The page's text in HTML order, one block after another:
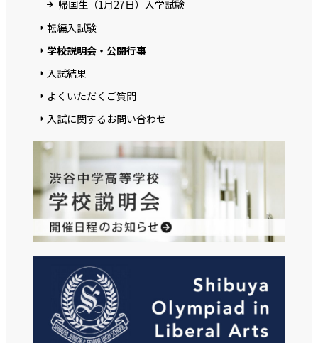
帰国生（1月27日）入学試験
転編入試験
学校説明会・公開行事
入試結果
よくいただくご質問
入試に関するお問い合わせ